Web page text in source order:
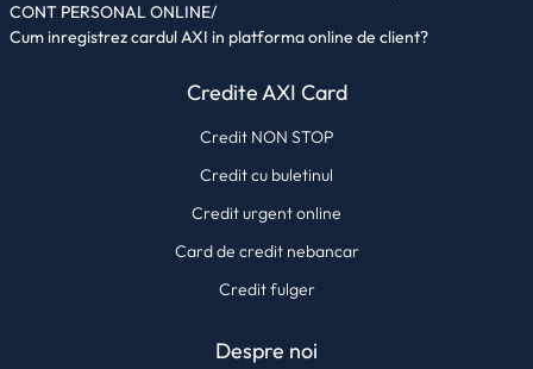
CONT PERSONAL ONLINE/
Cum inregistrez cardul AXI in platforma online de client?
Credite AXI Card
Credit NON STOP
Credit cu buletinul
Credit urgent online
Card de credit nebancar
Credit fulger
Despre noi